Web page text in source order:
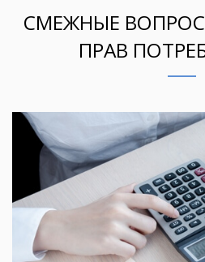
СМЕЖНЫЕ
ПРАВ